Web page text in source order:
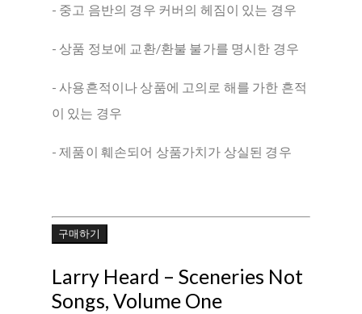
- 중고 음반의 경우 커버의 헤짐이 있는 경우
- 상품 정보에 교환/환불 불가를 명시한 경우
- 사용흔적이나 상품에 고의로 해를 가한 흔적
이 있는 경우
- 제품이 훼손되어 상품가치가 상실된 경우
구매하기
Larry Heard ‎– Sceneries Not
Songs, Volume One